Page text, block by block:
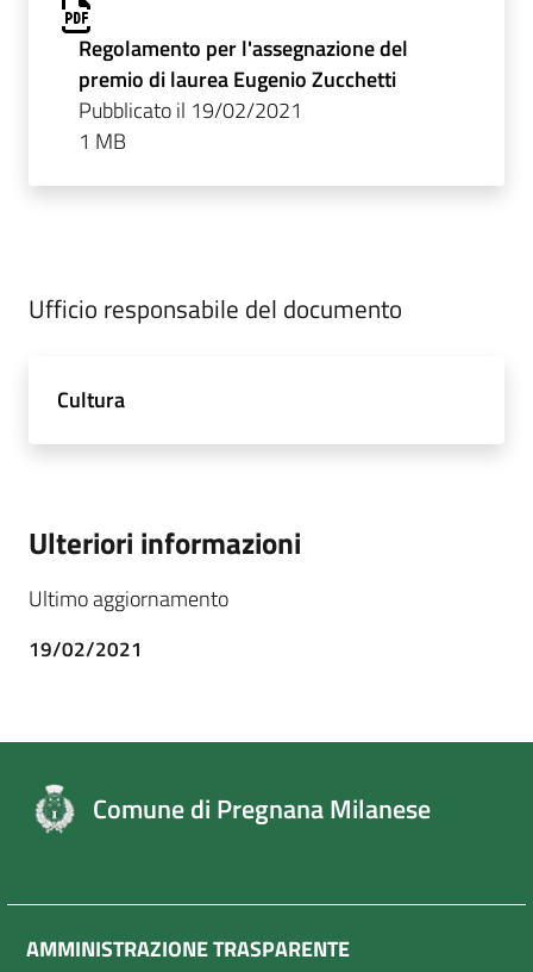
Regolamento per l'assegnazione del
premio di laurea Eugenio Zucchetti
Pubblicato il 19/02/2021
1 MB
Ufficio responsabile del documento
Cultura
Ulteriori informazioni
Ultimo aggiornamento
19/02/2021
Comune di Pregnana Milanese
AMMINISTRAZIONE TRASPARENTE